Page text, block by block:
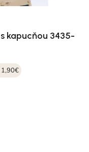
kapucňou 3435-
1,90€